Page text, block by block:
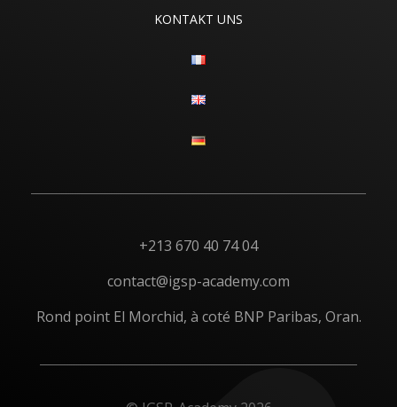
KONTAKT UNS
+213 670 40 74 04
contact@igsp-academy.com
Rond point El Morchid, à coté BNP Paribas, Oran.